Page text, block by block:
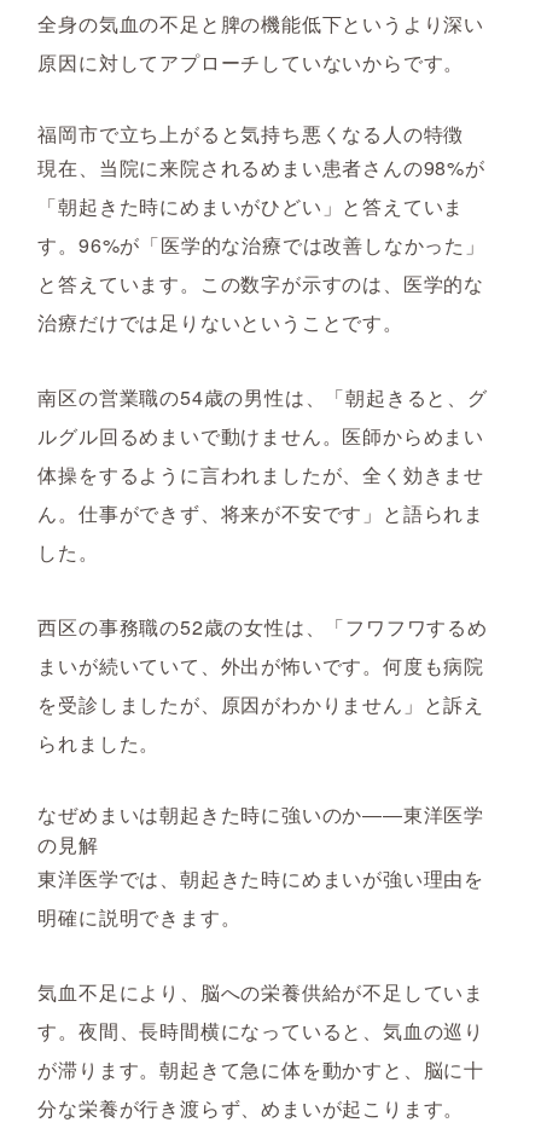
全身の気血の不足と脾の機能低下というより深い
原因に対してアプローチしていないからです。
福岡市で立ち上がると気持ち悪くなる人の特徴
現在、当院に来院されるめまい患者さんの98%が
「朝起きた時にめまいがひどい」と答えていま
す。96%が「医学的な治療では改善しなかった」
と答えています。この数字が示すのは、医学的な
治療だけでは足りないということです。
南区の営業職の54歳の男性は、「朝起きると、グ
ルグル回るめまいで動けません。医師からめまい
体操をするように言われましたが、全く効きませ
ん。仕事ができず、将来が不安です」と語られま
した。
西区の事務職の52歳の女性は、「フワフワするめ
まいが続いていて、外出が怖いです。何度も病院
を受診しましたが、原因がわかりません」と訴え
られました。
なぜめまいは朝起きた時に強いのか――東洋医学
の見解
東洋医学では、朝起きた時にめまいが強い理由を
明確に説明できます。
気血不足により、脳への栄養供給が不足していま
す。夜間、長時間横になっていると、気血の巡り
が滞ります。朝起きて急に体を動かすと、脳に十
分な栄養が行き渡らず、めまいが起こります。